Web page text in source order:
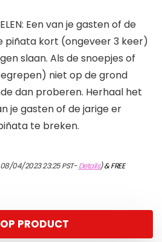
Een van je gasten of de
piñata kort (ongeveer 3 keer)
slaan. Als de snoepjes of
niet op de grond
dan proberen. Herhaal het
je gasten of de jarige er
te breken.
04/2023 23:25 PST-Details)&FREE
PRODUCT